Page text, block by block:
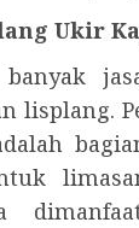
Ukir
banyak
lisplang.